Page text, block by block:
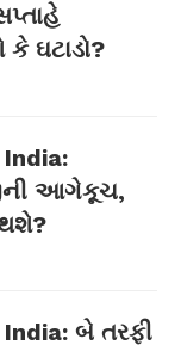
ઘટાડો?
આગેકૂચ,
બે તરફી